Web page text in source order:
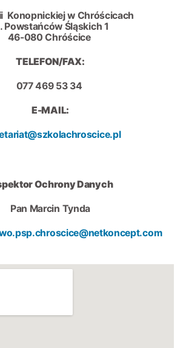
Konopnickiej w Chróścicach
Powstańców Śląskich 1
46-080 Chróścice
TELEFON/FAX:
077 469 53 34
E-MAIL:
Ochrony Danych
Pan Marcin Tynda